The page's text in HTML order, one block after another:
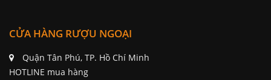
CỬA HÀNG RƯỢU NGOẠI
Quận Tân Phú, TP. Hồ Chí Minh
HOTLINE mua hàng